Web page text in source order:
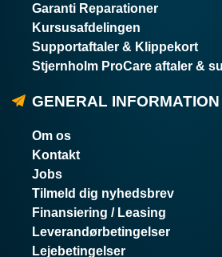
Garanti Reparationer
Kursusafdelingen
Supportaftaler & Klippekort
Stjernholm ProCare aftaler &
GENERAL INFORMATION
Om os
Kontakt
Jobs
Tilmeld dig nyhedsbrev
Finansiering / Leasing
Leverandørbetingelser
Lejebetingelser